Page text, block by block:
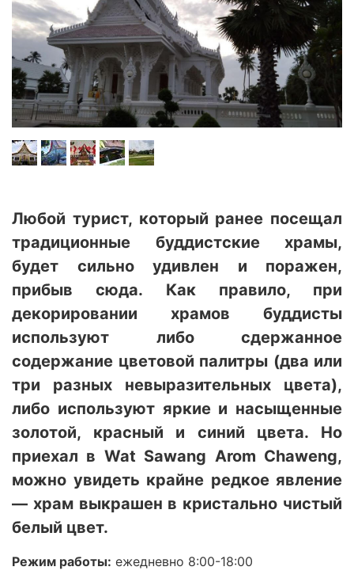
Любой турист, который ранее посещал
традиционные буддистские храмы,
будет сильно удивлен и поражен,
прибыв сюда. Как правило, при
декорировании храмов буддисты
используют либо сдержанное
содержание цветовой палитры (два или
три разных невыразительных цвета),
либо используют яркие и насыщенные
золотой, красный и синий цвета. Но
приехал в Wat Sawang Arom Chaweng,
можно увидеть крайне редкое явление
— храм выкрашен в кристально чистый
белый цвет.
Режим работы: ежедневно 8:00-18:00